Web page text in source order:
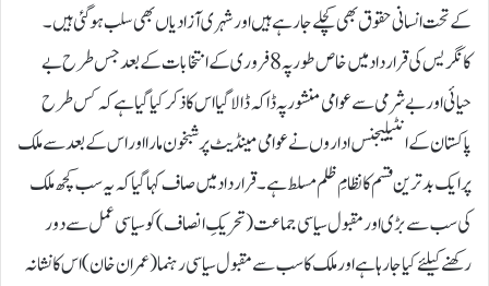
کے تحت انسانی حقوق بھی کچلے جارہے ہیں اور شہری آزادیاں بھی سلب ہوگئی ہیں۔
کانگریس کی قرارداد میں خاص طور پہ 8 فروری کے انتخابات کے بعد جس طرح بے
حیائی اور بے شرمی سے عوامی منشور پہ ڈاکہ ڈالا گیا اس کا ذکر کیا گیا ہے کہ کس طرح
پاکستان کے انٹیلیجنس اداروں نے عوامی مینڈیٹ پر شبخون مارا اور اس کے بعد سے ملک
پرایک بدترین قسم کا نظامِ ظلم مسلط ہے۔ قرارداد میں صاف کہا گیا کہ یہ سب کچھ ملک
کی سب سے بڑی اور مقبول سیاسی جماعت (تحریکِ انصاف) کو سیاسی عمل سے دور
رکھنے کیلئے کیا جارہا ہے اور ملک کا سب سے مقبول سیاسی رہنما (عمران خان) اس کا نشانہ